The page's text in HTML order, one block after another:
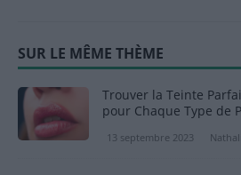
SUR LE MÊME THÈME
Trouver la Teinte
pour Chaque Type de
13 septembre 2023